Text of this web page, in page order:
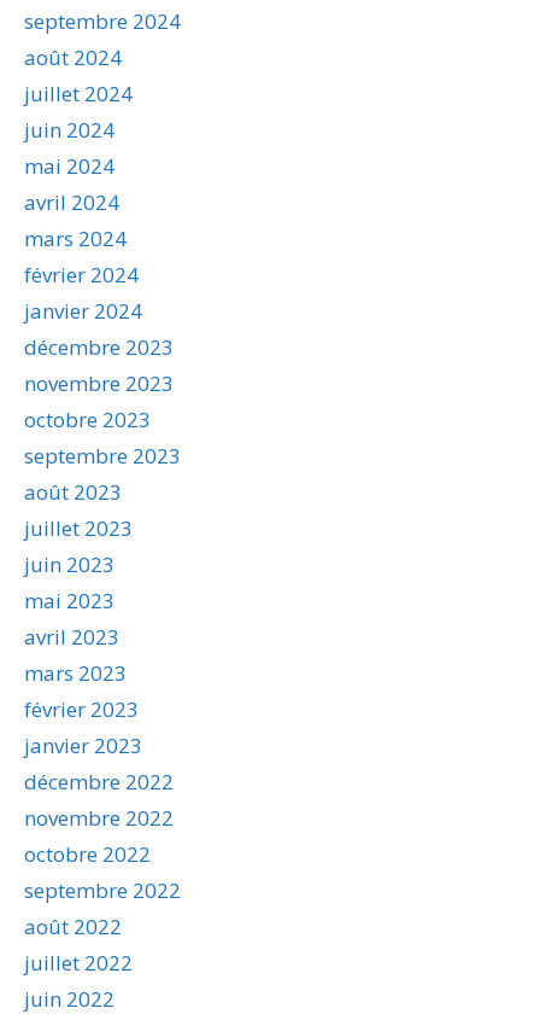
septembre 2024
août 2024
juillet 2024
juin 2024
mai 2024
avril 2024
mars 2024
février 2024
janvier 2024
décembre 2023
novembre 2023
octobre 2023
septembre 2023
août 2023
juillet 2023
juin 2023
mai 2023
avril 2023
mars 2023
février 2023
janvier 2023
décembre 2022
novembre 2022
octobre 2022
septembre 2022
août 2022
juillet 2022
juin 2022